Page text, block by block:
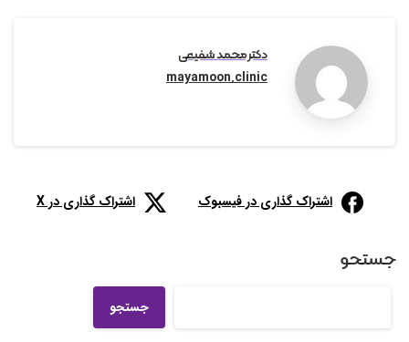
دکتر محمد شفیعی
mayamoon.clinic
اشتراک گذاری در فیسبوک اشتراک گذاری در X
جستجو
جستجو